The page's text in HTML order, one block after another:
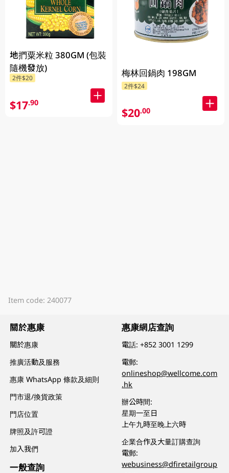
地捫粟米粒 380GM (包裝
隨機發放)
2件$20
$17.90
梅林回鍋肉 198GM
2件$24
$20.00
Item code: 240077
關於惠康
關於惠康
推廣活動及服務
惠康 WhatsApp 條款及細則
門市退/換貨政策
門店位置
牌照及許可證
加入我們
一般查詢
惠康網店查詢
電話:+852 3001 1299
電郵:
onlineshop@wellcome.com
.hk
辦公時間:
星期一至日
上午九時至晚上六時
企業合作及大量訂購查詢
電郵:
webusiness@dfiretailgroup